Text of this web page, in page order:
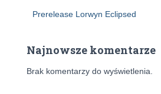
Prerelease Lorwyn Eclipsed
Najnowsze komentarze
Brak komentarzy do wyświetlenia.